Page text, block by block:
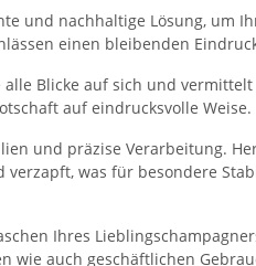
und nachhaltige Lösung,
einen bleibenden
Blicke auf sich und
auf eindrucksvolle Weise.
und präzise Verarbeitung.
was für besondere
Ihres
wie auch geschäftlichen